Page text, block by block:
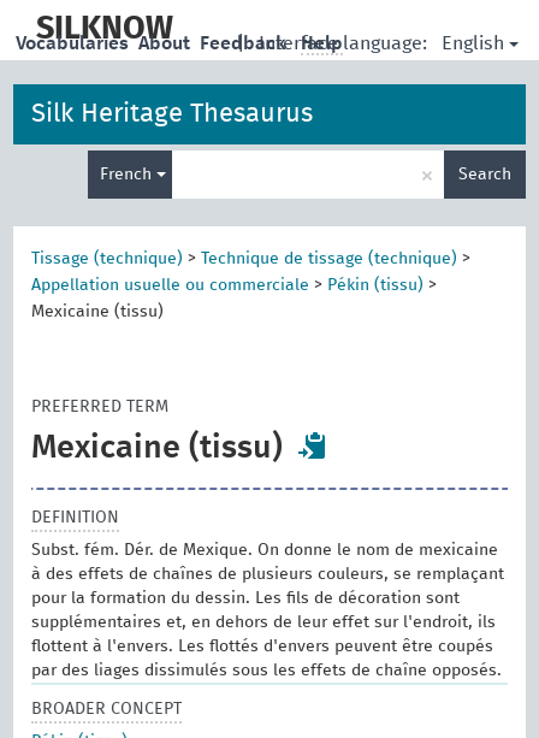
main
SILKNOW | Interface language: English
Vocabularies About Feedback Help
Silk Heritage Thesaurus
French × Search
Tissage (technique) > Technique de tissage (technique) >
Appellation usuelle ou commerciale > Pékin (tissu) >
Mexicaine (tissu)
PREFERRED TERM
Mexicaine (tissu)
DEFINITION
Subst. fém. Dér. de Mexique. On donne le nom de mexicaine
à des effets de chaînes de plusieurs couleurs, se remplaçant
pour la formation du dessin. Les fils de décoration sont
supplémentaires et, en dehors de leur effet sur l'endroit, ils
flottent à l'envers. Les flottés d'envers peuvent être coupés
par des liages dissimulés sous les effets de chaîne opposés.
BROADER CONCEPT